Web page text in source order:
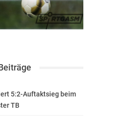
5:2-Auftaktsieg beim
TB